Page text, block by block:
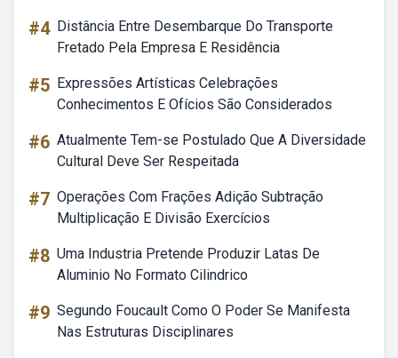
#4 Distância Entre Desembarque Do Transporte
Fretado Pela Empresa E Residência
#5 Expressões Artísticas Celebrações
Conhecimentos E Ofícios São Considerados
#6 Atualmente Tem-se Postulado Que A Diversidade
Cultural Deve Ser Respeitada
#7 Operações Com Frações Adição Subtração
Multiplicação E Divisão Exercícios
#8 Uma Industria Pretende Produzir Latas De
Aluminio No Formato Cilindrico
#9 Segundo Foucault Como O Poder Se Manifesta
Nas Estruturas Disciplinares